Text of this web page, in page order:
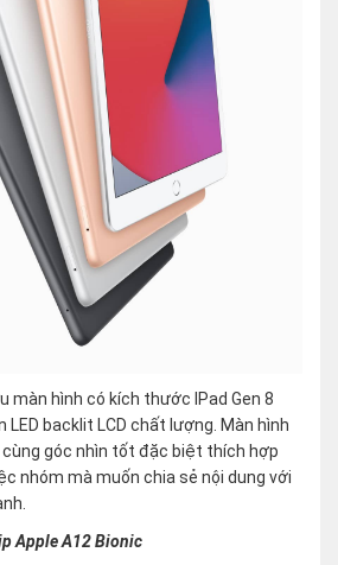
màn hình có kích thước IPad Gen 8
LED backlit LCD chất lượng. Màn hình
góc nhìn tốt đặc biệt thích hợp
nhóm mà muốn chia sẻ nội dung với
Apple A12 Bionic